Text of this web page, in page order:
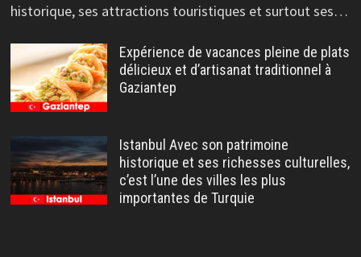
historique, ses attractions touristiques et surtout ses…
Expérience de vacances pleine de plats
délicieux et d’artisanat traditionnel à
Gaziantep
Istanbul Avec son patrimoine
historique et ses richesses culturelles,
c’est l’une des villes les plus
importantes de Turquie